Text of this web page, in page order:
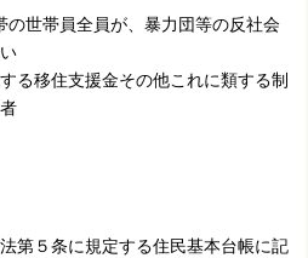
世帯員全員が、暴力団等の反社会
移住支援金その他これに類する制
第５条に規定する住民基本台帳に記